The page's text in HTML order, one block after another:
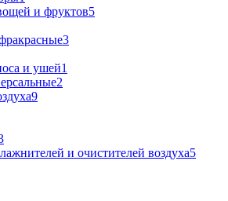
и фруктов5
3
и ушей1
2
9
и очистителей воздуха5